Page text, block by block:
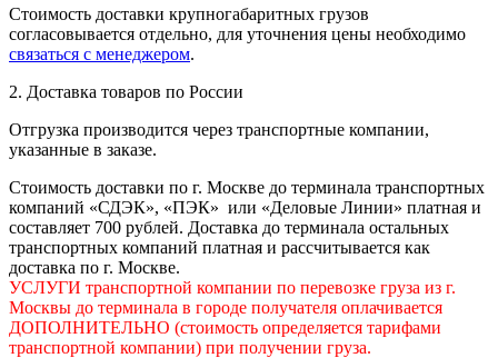
Стоимость доставки крупногабаритных грузов
согласовывается отдельно, для уточнения цены необходимо
связаться с менеджером.
2. Доставка товаров по России
Отгрузка производится через транспортные компании,
указанные в заказе.
Стоимость доставки по г. Москве до терминала транспортных
компаний «СДЭК», «ПЭК» или «Деловые Линии» платная и
составляет 700 рублей. Доставка до терминала остальных
транспортных компаний платная и рассчитывается как
доставка по г. Москве.
УСЛУГИ транспортной компании по перевозке груза из г.
Москвы до терминала в городе получателя оплачивается
ДОПОЛНИТЕЛЬНО (стоимость определяется тарифами
транспортной компании) при получении груза.